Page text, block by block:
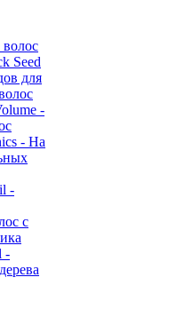
волос
Seed
для
-
- На
-
с
-